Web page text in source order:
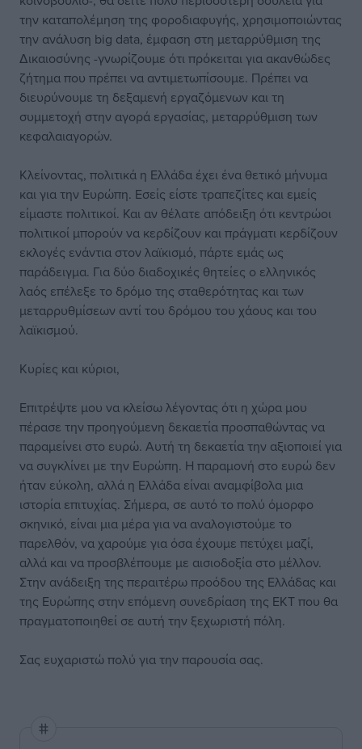
την καταπολέμηση της φοροδιαφυγής, χρησιμοποιώντας
την ανάλυση big data, έμφαση στη μεταρρύθμιση της
Δικαιοσύνης -γνωρίζουμε ότι πρόκειται για ακανθώδες
ζήτημα που πρέπει να αντιμετωπίσουμε. Πρέπει να
διευρύνουμε τη δεξαμενή εργαζόμενων και τη
συμμετοχή στην αγορά εργασίας, μεταρρύθμιση των
κεφαλαιαγορών.
Κλείνοντας, πολιτικά η Ελλάδα έχει ένα θετικό μήνυμα
και για την Ευρώπη. Εσείς είστε τραπεζίτες και εμείς
είμαστε πολιτικοί. Και αν θέλατε απόδειξη ότι κεντρώοι
πολιτικοί μπορούν να κερδίζουν και πράγματι κερδίζουν
εκλογές ενάντια στον λαϊκισμό, πάρτε εμάς ως
παράδειγμα. Για δύο διαδοχικές θητείες ο ελληνικός
λαός επέλεξε το δρόμο της σταθερότητας και των
μεταρρυθμίσεων αντί του δρόμου του χάους και του
λαϊκισμού.
Κυρίες και κύριοι,
Επιτρέψτε μου να κλείσω λέγοντας ότι η χώρα μου
πέρασε την προηγούμενη δεκαετία προσπαθώντας να
παραμείνει στο ευρώ. Αυτή τη δεκαετία την αξιοποιεί για
να συγκλίνει με την Ευρώπη. Η παραμονή στο ευρώ δεν
ήταν εύκολη, αλλά η Ελλάδα είναι αναμφίβολα μια
ιστορία επιτυχίας. Σήμερα, σε αυτό το πολύ όμορφο
σκηνικό, είναι μια μέρα για να αναλογιστούμε το
παρελθόν, να χαρούμε για όσα έχουμε πετύχει μαζί,
αλλά και να προσβλέπουμε με αισιοδοξία στο μέλλον.
Στην ανάδειξη της περαιτέρω προόδου της Ελλάδας και
της Ευρώπης στην επόμενη συνεδρίαση της ΕΚΤ που θα
πραγματοποιηθεί σε αυτή την ξεχωριστή πόλη.
Σας ευχαριστώ πολύ για την παρουσία σας.